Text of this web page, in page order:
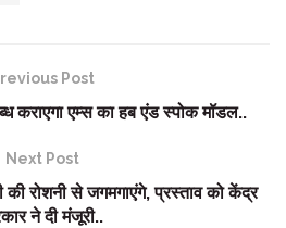
Post
कराएगा एम्स का हब एंड स्पोक मॉडल..
Next Post
की रोशनी से जगमगाएंगे, प्रस्ताव को केंद्र
ने दी मंजूरी..